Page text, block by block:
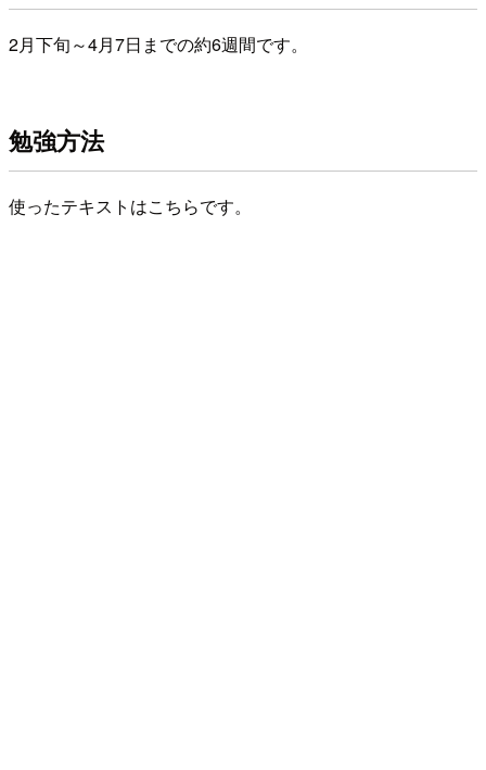
2月下旬～4月7日までの約6週間です。
勉強方法
使ったテキストはこちらです。